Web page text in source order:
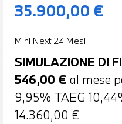
35.900,00 €
Mini Next 24 Mesi
SIMULAZIONE DI
546,00 € al mese
9,95% TAEG 10,44
14.360,00 €